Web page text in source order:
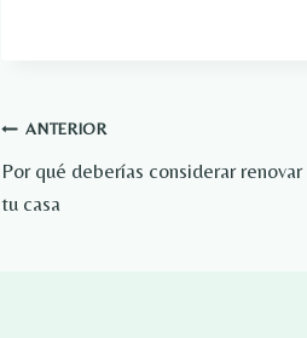
Navegación
de
ANTERIOR
Por qué deberías considerar
tu casa